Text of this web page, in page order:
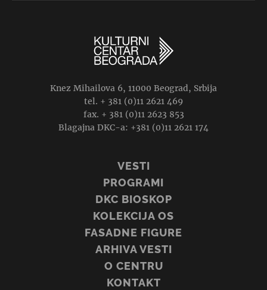
Knez Mihailova 6, 11000 Beograd, Srbija
tel. + 381 (0)11 2621 469
fax. + 381 (0)11 2623 853
Blagajna DKC-a: +381 (0)11 2621 174
VESTI
PROGRAMI
DKC BIOSKOP
KOLEKCIJA OS
FASADNE FIGURE
ARHIVA VESTI
O CENTRU
KONTAKT